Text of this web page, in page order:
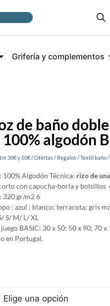
Grifería y complementos
de baño
algodón
30€ y 50€/Ofertas/ Regalos/Textil baño/
100% Algodón Técnica: rizo de
con capucha-borla y bolsillos
320 gr/m2 6
; azul ; blanco; terracota; gris
S/ M/ L/ XL
juego BASIC: 30 x 50; 50 x 90; 70
en Portugal.